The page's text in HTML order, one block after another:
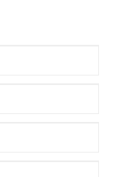
en klar strategi